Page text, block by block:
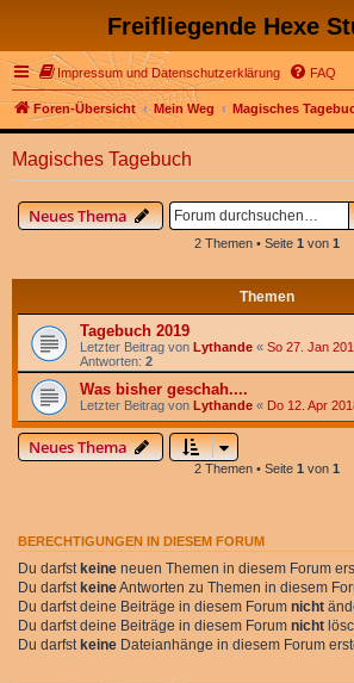
Freifliegende Hexe
Impressum und Datenschutzerklärung FAQ
Foren-Übersicht Mein Weg Magisches
Magisches Tagebuch
Neues Thema
2 Themen • Seite 1 von 1
Themen
Tagebuch 2019
Letzter Beitrag von Lythande « So 27. Jan
Antworten: 2
Was bisher geschah....
Letzter Beitrag von Lythande « Do 12. Apr
Neues Thema
2 Themen • Seite 1 von 1
BERECHTIGUNGEN IN DIESEM FORUM
Du darfst keine neuen Themen in diesem Forum
Du darfst keineAntworten zu Themen in diesem
Du darfst deine Beiträge in diesem Forum nicht
Du darfst deine Beiträge in diesem Forum nicht
Du darfst keine Dateianhänge in diesem Forum